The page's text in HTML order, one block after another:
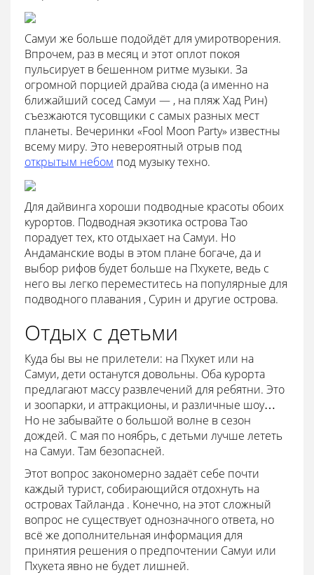
Самуи же больше подойдёт для умиротворения.
Впрочем, раз в месяц и этот оплот покоя
пульсирует в бешенном ритме музыки. За
огромной порцией драйва сюда (а именно на
ближайший сосед Самуи — , на пляж Хад Рин)
съезжаются тусовщики с самых разных мест
планеты. Вечеринки «Fool Moon Party» известны
всему миру. Это невероятный отрыв под
открытым небом под музыку техно.
Для дайвинга хороши подводные красоты обоих
курортов. Подводная экзотика острова Тао
порадует тех, кто отдыхает на Самуи. Но
Андаманские воды в этом плане богаче, да и
выбор рифов будет больше на Пхукете, ведь с
него вы легко переместитесь на популярные для
подводного плавания , Сурин и другие острова.
Отдых с детьми
Куда бы вы не прилетели: на Пхукет или на
Самуи, дети останутся довольны. Оба курорта
предлагают массу развлечений для ребятни. Это
и зоопарки, и аттракционы, и различные шоу…
Но не забывайте о большой волне в сезон
дождей. С мая по ноябрь, с детьми лучше лететь
на Самуи. Там безопасней.
Этот вопрос закономерно задаёт себе почти
каждый турист, собирающийся отдохнуть на
островах Тайланда . Конечно, на этот сложный
вопрос не существует однозначного ответа, но
всё же дополнительная информация для
принятия решения о предпочтении Самуи или
Пхукета явно не будет лишней.